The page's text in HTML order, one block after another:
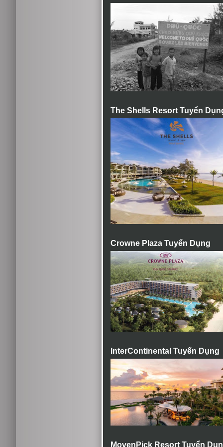
The Shells Resort Tuyển
Crowne Plaza Tuyển Dụng
InterContinental Tuyển Dụng
MovenPick Resort Tuyển